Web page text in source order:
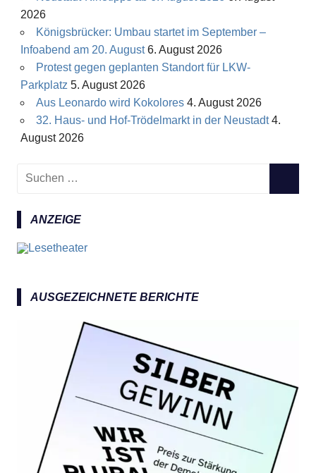
2026
Königsbrücker: Umbau startet im September –
Infoabend am 20. August 6. August 2026
Protest gegen geplanten Standort für LKW-
Parkplatz 5. August 2026
Aus Leonardo wird Kokolores 4. August 2026
32. Haus- und Hof-Trödelmarkt in der Neustadt 4.
August 2026
e
ANZEIGE
AUSGEZEICHNETE BERICHTE